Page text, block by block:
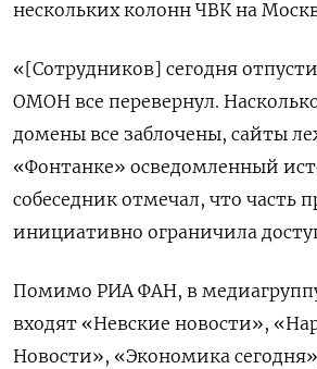
нескольких колонн ЧВК на
«[Сотрудников] сегодня
ОМОН все перевернул.
домены все заблочены, сайты
«Фонтанке» осведомленный
собеседник отмечал, что часть
инициативно ограничила
Помимо РИА ФАН, в
входят «Невские новости»,
Новости», «Экономика